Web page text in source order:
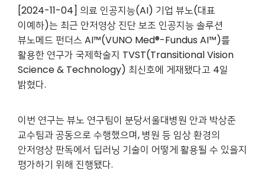
[2024-11-04] 의료 인공지능(AI) 기업 뷰노(대표
이예하)는 최근 안저영상 진단 보조 인공지능 솔루션
뷰노메드 펀더스 AI™(VUNO Med®-Fundus AI™)를
활용한 연구가 국제학술지 TVST(Transitional Vision
Science & Technology) 최신호에 게재됐다고 4일
밝혔다.
이번 연구는 뷰노 연구팀이 분당서울대병원 안과 박상준
교수팀과 공동으로 수행했으며, 병원 등 임상 환경의
안저영상 판독에서 딥러닝 기술이 어떻게 활용될 수 있을지
평가하기 위해 진행됐다.